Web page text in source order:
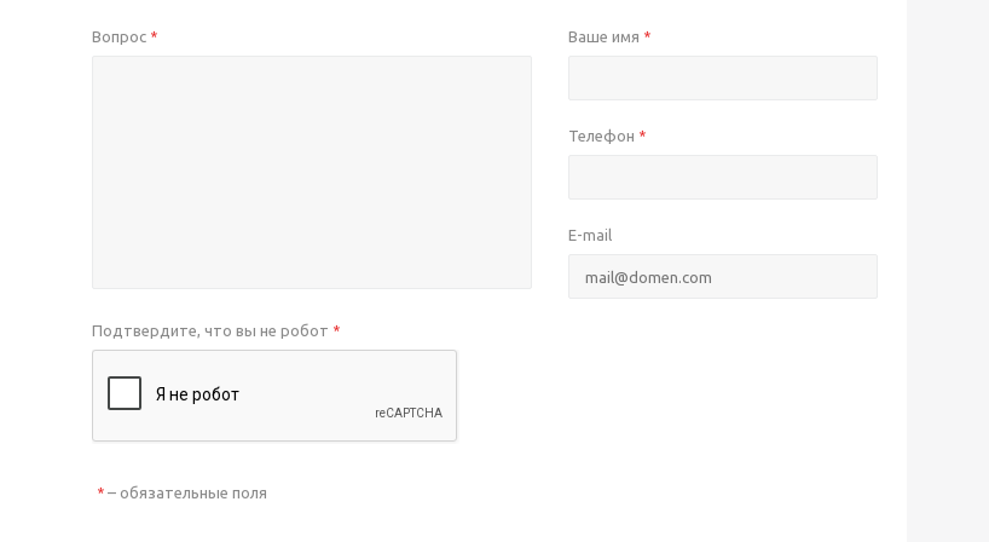
Вопрос * Ваше имя *
Телефон *
E-mail
Подтвердите, что вы не робот *
*– обязательные поля